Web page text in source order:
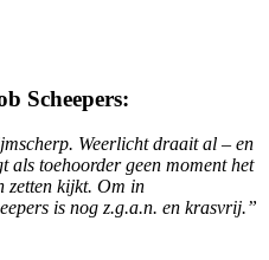
Scheepers:
Weerlicht draait al – en
als toehoorder geen moment het
zetten kijkt. Om in
is nog z.g.a.n. en krasvrij.”